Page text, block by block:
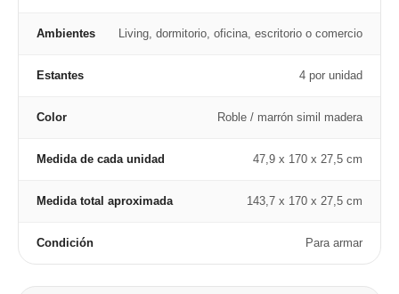
Ambientes Living, dormitorio, oficina, escritorio o comercio
Estantes 4 por unidad
Color Roble / marrón simil madera
Medida de cada unidad 47,9 x 170 x 27,5 cm
Medida total aproximada 143,7 x 170 x 27,5 cm
Condición Para armar